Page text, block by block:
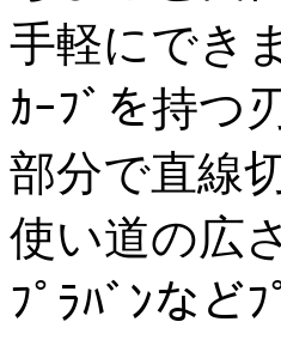
手軽にでき
ｶｰﾌﾞを持つ
部分で直線
使い道の広
ﾌﾟﾗﾊﾞﾝなど